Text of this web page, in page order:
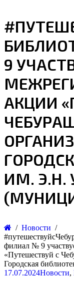
9
АКЦИИ
ИМ. Э.Н.
Новости
филиал № 9
«Путешествуй с
Городская
17.07.2024Новости,